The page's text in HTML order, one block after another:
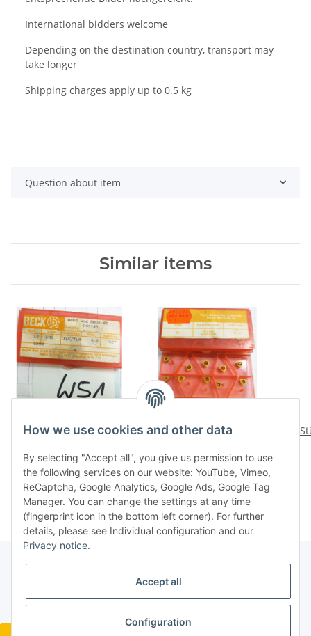
International bidders welcome
Depending on the destination country, transport may
take longer
Shipping charges apply up to 0.5 kg
Question about item
Similar items
10 St. Bore Beck BB06
P35 Vollbohrer NOS
Wendeplatte W51
23,76 €*
10 Stück Bore Beck BB06
Wendepl. f. Vollbohrer
NOS Rechnung W48
24,96 €*
9
How we use cookies and other data
By selecting "Accept all", you give us permission to use
the following services on our website: YouTube, Vimeo,
ReCaptcha, Google Analytics, Google Ads, Google Tag
Manager. You can change the settings at any time
(fingerprint icon in the bottom left corner). For further
details, please see Individual configuration and our
Privacy notice.
Accept all
Configuration